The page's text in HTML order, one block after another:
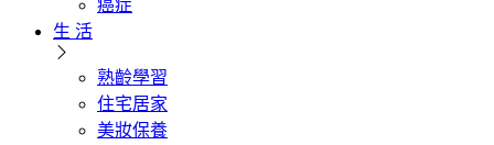
癌症
生 活
熟齡學習
住宅居家
美妝保養